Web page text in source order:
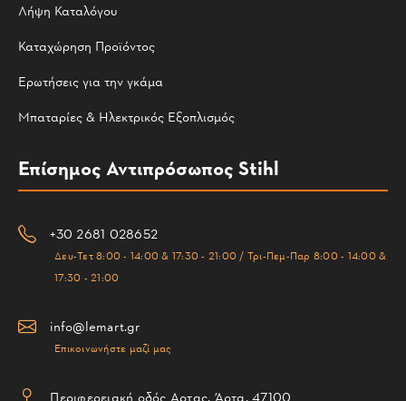
Λήψη Καταλόγου
Καταχώρηση Προϊόντος
Ερωτήσεις για την γκάμα
Μπαταρίες & Ηλεκτρικός Εξοπλισμός
Επίσημος Αντιπρόσωπος Stihl
+30 2681 028652
Δευ-Τετ 8:00 - 14:00 & 17:30 - 21:00 / Τρι-Πεμ-Παρ 8:00 - 14:00 &
17:30 - 21:00
info@lemart.gr
Επικοινωνήστε μαζί μας
Περιφερειακή οδός Αρτας, Άρτα, 47100